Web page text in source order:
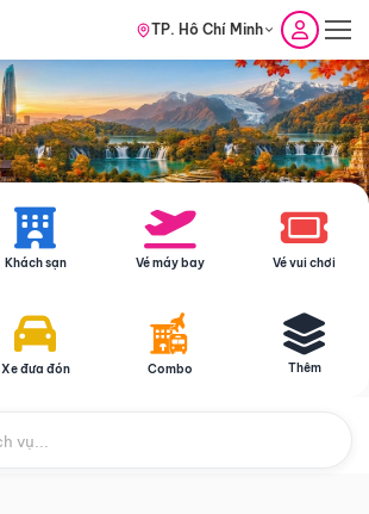
TP. Hồ Chí Minh
Khách sạn Vé máy bay Vé vui chơi
Xe đưa đón Combo Thêm